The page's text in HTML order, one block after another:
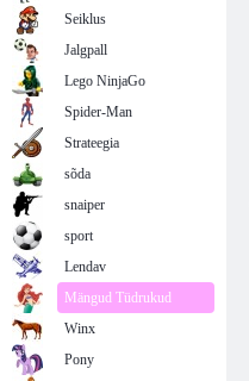
Seiklus
Jalgpall
Lego NinjaGo
Spider-Man
Strateegia
sõda
snaiper
sport
Lendav
Mängud Tüdrukud
Winx
Pony